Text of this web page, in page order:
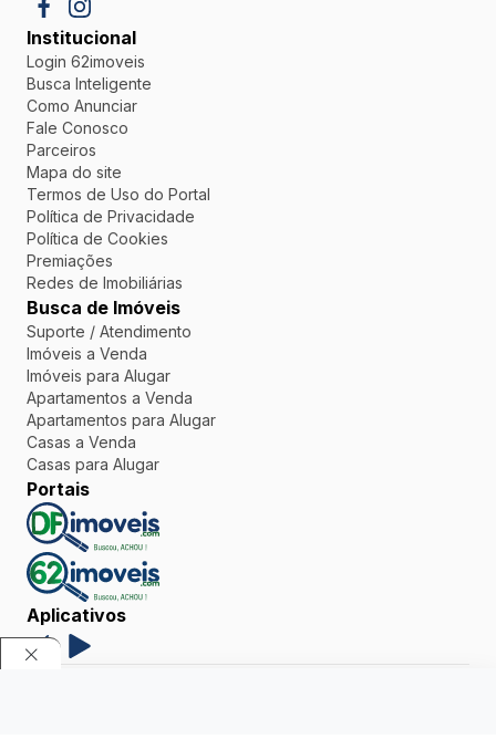
Institucional
Login 62imoveis
Busca Inteligente
Como Anunciar
Fale Conosco
Parceiros
Mapa do site
Termos de Uso do Portal
Política de Privacidade
Política de Cookies
Premiações
Redes de Imobiliárias
Busca de Imóveis
Suporte / Atendimento
Imóveis a Venda
Imóveis para Alugar
Apartamentos a Venda
Apartamentos para Alugar
Casas a Venda
Casas para Alugar
Portais
Aplicativos